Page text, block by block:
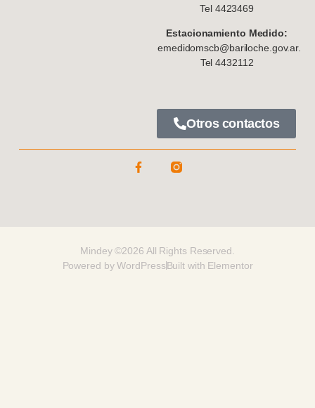
Tel 4423469
Estacionamiento Medido:
emedidomscb@bariloche.gov.ar.
Tel 4432112
Otros contactos
Mindey ©2026 All Rights Reserved.
Powered by WordPressBuilt with Elementor